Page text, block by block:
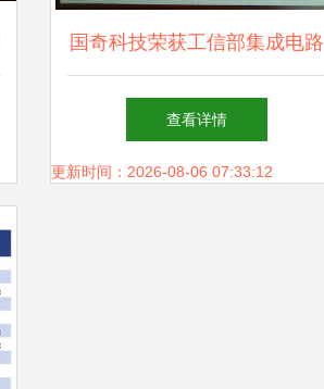
国奇科技荣获工信部集成电路
设计企业认定证书 彰显技术
创新与行业标杆地位
查看详情
更新时间：2026-08-06 07:33:12